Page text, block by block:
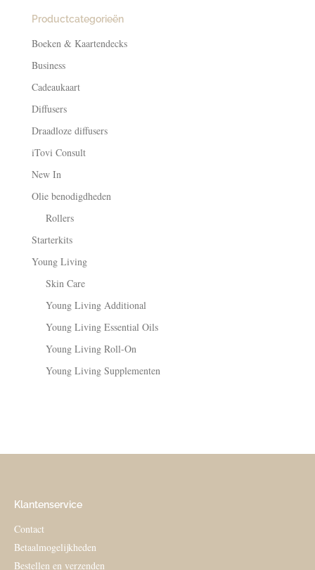
Productcategorieën
Boeken & Kaartendecks
Business
Cadeaukaart
Diffusers
Draadloze diffusers
iTovi Consult
New In
Olie benodigdheden
Rollers
Starterkits
Young Living
Skin Care
Young Living Additional
Young Living Essential Oils
Young Living Roll-On
Young Living Supplementen
Klantenservice
Contact
Betaalmogelijkheden
Bestellen en verzenden